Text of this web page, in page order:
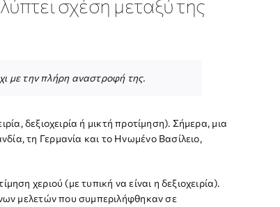
σχέση μεταξύ της
με την πλήρη αναστροφή της.
δεξιοχειρία ή μικτή προτίμηση). Σήμερα, μια
τη Γερμανία και το Ηνωμένο Βασίλειο,
χεριού (με τυπική να είναι η δεξιοχειρία).
μελετών που συμπεριλήφθηκαν σε